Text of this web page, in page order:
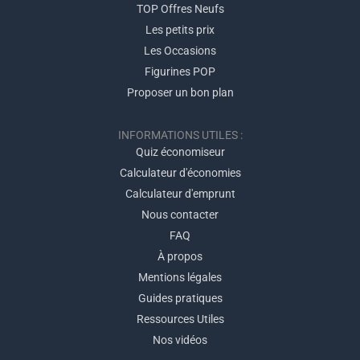
TOP Offres Neufs
Les petits prix
Les Occasions
Figurines POP
Proposer un bon plan
INFORMATIONS UTILES :
Quiz économiseur
Calculateur d'économies
Calculateur d'emprunt
Nous contacter
FAQ
À propos
Mentions légales
Guides pratiques
Ressources Utiles
Nos vidéos